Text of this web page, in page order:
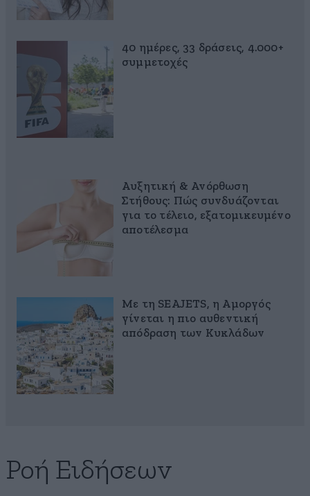
40 ημέρες, 33 δράσεις, 4.000+
συμμετοχές
Αυξητική & Ανόρθωση
Στήθους: Πώς συνδυάζονται
για το τέλειο, εξατομικευμένο
αποτέλεσμα
Με τη SEAJETS, η Αμοργός
γίνεται η πιο αυθεντική
απόδραση των Κυκλάδων
Ροή Ειδήσεων